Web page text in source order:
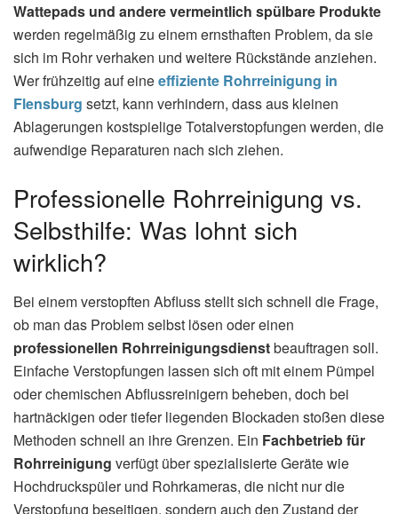
Wattepads und andere vermeintlich spülbare Produkte
werden regelmäßig zu einem ernsthaften Problem, da sie
sich im Rohr verhaken und weitere Rückstände anziehen.
Wer frühzeitig auf eineeffiziente Rohrreinigung in
Flensburg setzt, kann verhindern, dass aus kleinen
Ablagerungen kostspielige Totalverstopfungen werden, die
aufwendige Reparaturen nach sich ziehen.
Professionelle Rohrreinigung vs.
Selbsthilfe: Was lohnt sich
wirklich?
Bei einem verstopften Abfluss stellt sich schnell die Frage,
ob man das Problem selbst lösen oder einen
professionellen Rohrreinigungsdienstbeauftragen soll.
Einfache Verstopfungen lassen sich oft mit einem Pümpel
oder chemischen Abflussreinigern beheben, doch bei
hartnäckigen oder tiefer liegenden Blockaden stoßen diese
Methoden schnell an ihre Grenzen. Ein Fachbetrieb für
Rohrreinigung verfügt über spezialisierte Geräte wie
Hochdruckspüler und Rohrkameras, die nicht nur die
Verstopfung beseitigen, sondern auch den Zustand der